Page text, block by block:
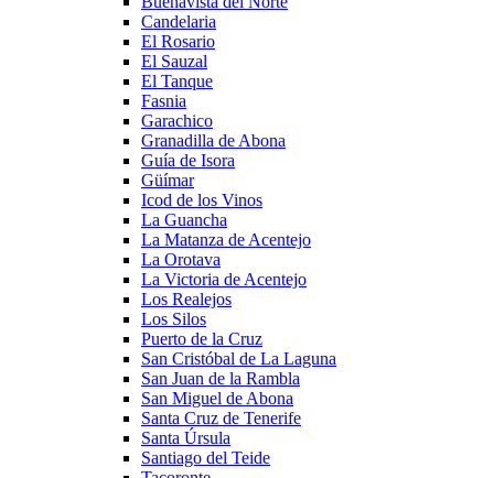
Candelaria
El Rosario
El Sauzal
El Tanque
Fasnia
Garachico
Granadilla de Abona
Guía de Isora
Güímar
Icod de los Vinos
La Guancha
La Matanza de Acentejo
La Orotava
La Victoria de Acentejo
Los Realejos
Los Silos
Puerto de la Cruz
San Cristóbal de La Laguna
San Juan de la Rambla
San Miguel de Abona
Santa Cruz de Tenerife
Santa Úrsula
Santiago del Teide